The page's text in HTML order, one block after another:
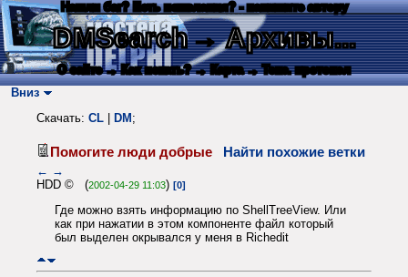
Нашли баг? Есть пожелания? - напишите автору
DMSearch→ Архивы...
О сайте → Как искать? → Карта → Текс. протокол
Вниз
Скачать: CL DM ;
Помогите люди добрые Найти похожие ветки
← →
HDD © (2002-04-29 11:03) [0]
Где можно взять информацию по ShellTreeView. Или
как при нажатии в этом компоненте файл который
был выделен окрывался у меня в Richedit